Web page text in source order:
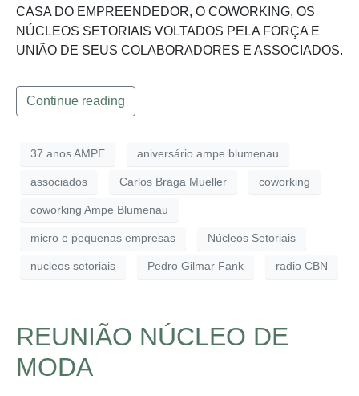
CASA DO EMPREENDEDOR, O COWORKING, OS
NÚCLEOS SETORIAIS VOLTADOS PELA FORÇA E
UNIÃO DE SEUS COLABORADORES E ASSOCIADOS.
Continue reading
37 anos AMPE aniversário ampe blumenau
associados Carlos Braga Mueller coworking
coworking Ampe Blumenau
micro e pequenas empresas Núcleos Setoriais
nucleos setoriais Pedro Gilmar Fank radio CBN
REUNIÃO NÚCLEO DE
MODA